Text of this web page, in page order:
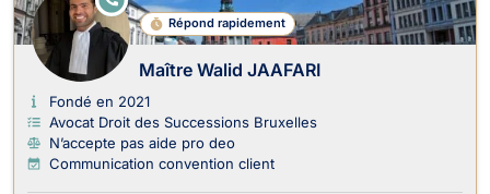
Répond rapidement
N
LI
G
N
E
Maître Walid JAAFARI
Fondé en 2021
Avocat Droit des Successions Bruxelles
N’accepte pas aide pro deo
Communication convention client